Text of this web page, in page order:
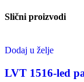
Slični proizvodi
Dodaj u želje
LVT 1516-led